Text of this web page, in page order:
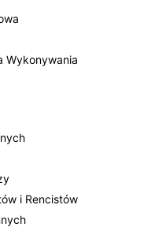
Wykonywania
i Rencistów